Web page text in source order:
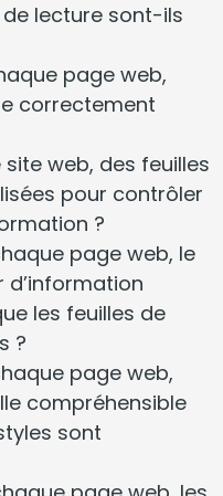
lecture sont-ils
page web,
correctement
site web, des feuilles
pour contrôler
?
page web, le
d’information
les feuilles de
?
page web,
compréhensible
sont